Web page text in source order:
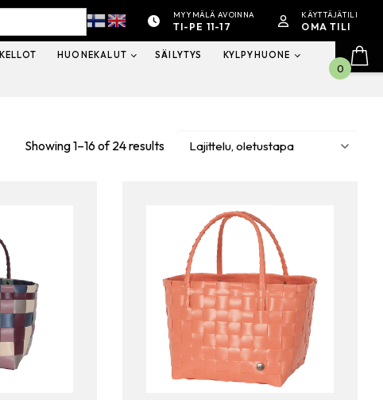
MYYMÄLÄ AVOINNA
TI-PE 11-17
KÄYTTÄJÄTILI
OMA TILI
KELLOT HUONEKALUT SÄILYTYS KYLPYHUONE
Showing 1–16 of 24 results
0